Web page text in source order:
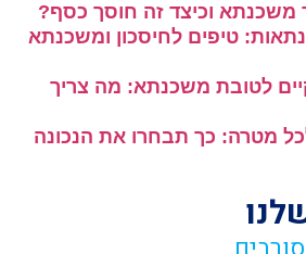
משכנתא וכיצד זה חוסך כסף?
טיפים לחיסכון ומשכנתא
לטובת משכנתא: מה צריך
מטרה: כך תבחרו את הנכונה